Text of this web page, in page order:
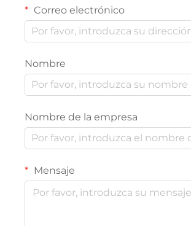
Correo electrónico
Nombre
Nombre de la empresa
Mensaje